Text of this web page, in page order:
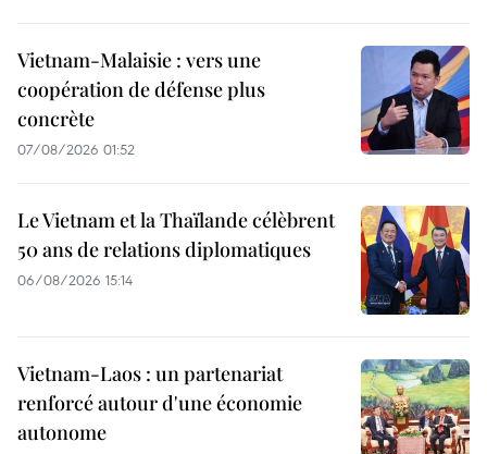
Vietnam-Malaisie : vers une
coopération de défense plus
concrète
07/08/2026 01:52
Le Vietnam et la Thaïlande célèbrent
50 ans de relations diplomatiques
06/08/2026 15:14
Vietnam-Laos : un partenariat
renforcé autour d'une économie
autonome